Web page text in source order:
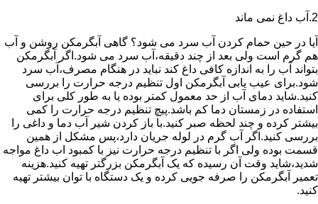
2.آب داغ نمی ماند
آیا در حین حمام کردن آب سرد می شود؟ گاهی آبگرمکن روشن و آب
هم گرم است ولی بعد از چند دقیقه،آب سرد می شود.اگر آبگرمکن
بتواند آب را به اندازه کافی داغ کند نباید در هنگام مصرف،آب سرد
شود.برای عیب یابی آبگرمکن اول تنظیم درجه حرارت را بررسی
کنید.شاید دمای آب از حد معمول کمتر بوده یا به طور کلی برای
استفاده در زمستان دما کم باشد.پیچ تنظیم درجه حرارت را کمی
بیشتر کرده و چند لحظه صبر کنید.با باز کردن شیر آب دما و داغی را
بررسی کنید.اگر آب گرم در لوله جریان دارد،پس مشکل از همین
قسمت بوده ولی اگر با تنظیم درجه حرارت نیز با کمبود اب داغ مواجه
شدید،شاید وقت آن رسیده که یک آبگرمکن بزرگتر تهیه کنید.هزینه
تعمیر آبگرمکن را صرفه جویی کرده و یک دستگاه با توان بیشتر تهیه
کنید.